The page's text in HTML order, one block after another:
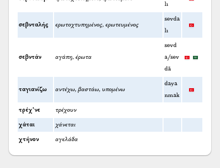
lı
σεβνταλής ερωτοχτυπημένος, ερωτευμένος
sevda
lı
σεβντάν αγάπη, έρωτα
sevd
a/sev
dā
ταγιανίζω αντέχω, βαστάω, υπομένω
daya
nmak
τρέχ’νε τρέχουν
χάται χάνεται
χτήνον αγελάδα